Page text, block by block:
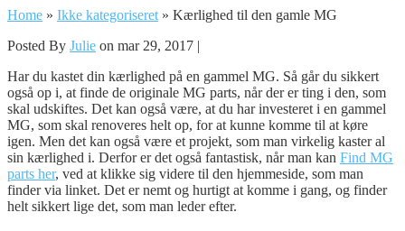
Home » Ikke kategoriseret » Kærlighed til den gamle MG
Posted By Julie on mar 29, 2017 |
Har du kastet din kærlighed på en gammel MG. Så går du sikkert
også op i, at finde de originale MG parts, når der er ting i den, som
skal udskiftes. Det kan også være, at du har investeret i en gammel
MG, som skal renoveres helt op, for at kunne komme til at køre
igen. Men det kan også være et projekt, som man virkelig kaster al
sin kærlighed i. Derfor er det også fantastisk, når man kan Find MG
parts her, ved at klikke sig videre til den hjemmeside, som man
finder via linket. Det er nemt og hurtigt at komme i gang, og finder
helt sikkert lige det, som man leder efter.